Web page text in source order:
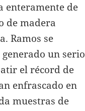
enteramente de
de madera
Ramos se
un serio
el récord de
enfrascado en
muestras de